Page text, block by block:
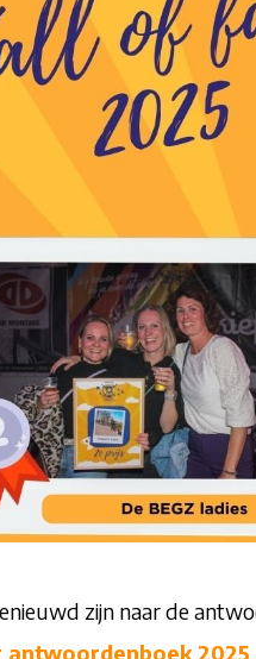
zijn naar de
antwoordenboek 2025